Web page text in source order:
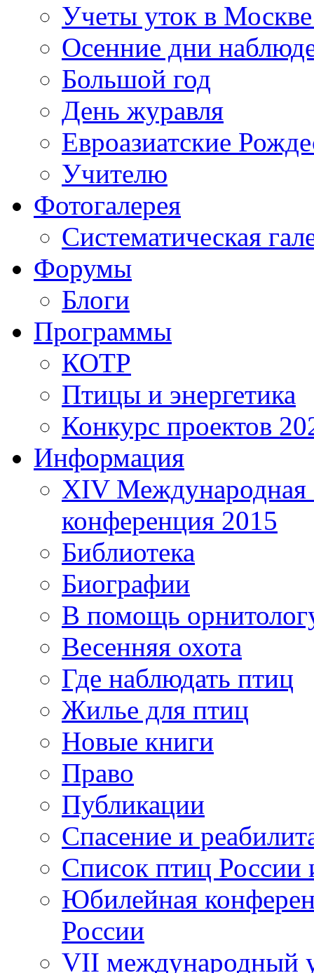
Учеты уток в
Осенние дни
Большой год
День журавля
Евроазиатские
Учителю
Фотогалерея
Систематическая
Форумы
Блоги
Программы
КОТР
Птицы и энергетика
Конкурс проектов
Информация
XIV Международная
конференция 2015
Библиотека
Биографии
В помощь
Весенняя охота
Где наблюдать птиц
Жилье для птиц
Новые книги
Право
Публикации
Спасение и
Список птиц России
Юбилейная
России
VII международный